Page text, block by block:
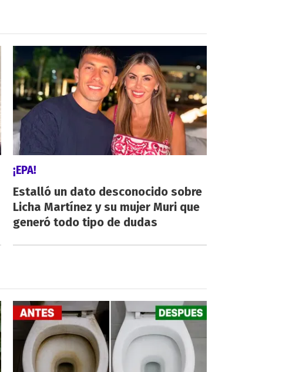
¡EPA!
Estalló un dato desconocido sobre
Licha Martínez y su mujer Muri que
generó todo tipo de dudas